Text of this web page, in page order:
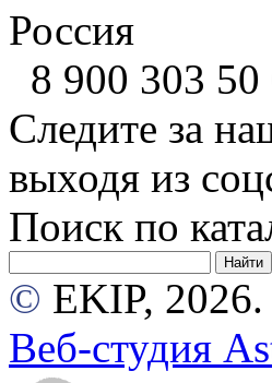
Россия
8 900 303 50
Следите за
выходя из
Поиск по
© EKIP,
Веб-студия